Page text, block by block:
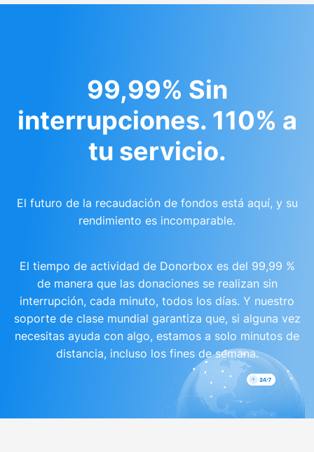
99,99% Sin
interrupciones. 110% a
tu servicio.
El futuro de la recaudación de fondos está aquí, y su
rendimiento es incomparable.
El tiempo de actividad de Donorbox es del 99,99 %
de manera que las donaciones se realizan sin
interrupción, cada minuto, todos los días. Y nuestro
soporte de clase mundial garantiza que, si alguna vez
necesitas ayuda con algo, estamos a solo minutos de
distancia, incluso los fines de semana.